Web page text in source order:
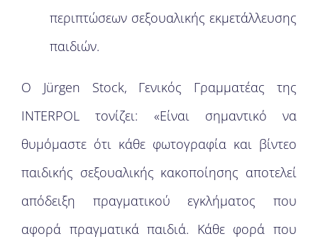
περιπτώσεων σεξουαλικής εκμετάλλευσης
παιδιών.
Ο Jürgen Stock, Γενικός Γραμματέας της
INTERPOL τονίζει: «Είναι σημαντικό να
θυμόμαστε ότι κάθε φωτογραφία και βίντεο
παιδικής σεξουαλικής κακοποίησης αποτελεί
απόδειξη πραγματικού εγκλήματος που
αφορά πραγματικά παιδιά. Κάθε φορά που